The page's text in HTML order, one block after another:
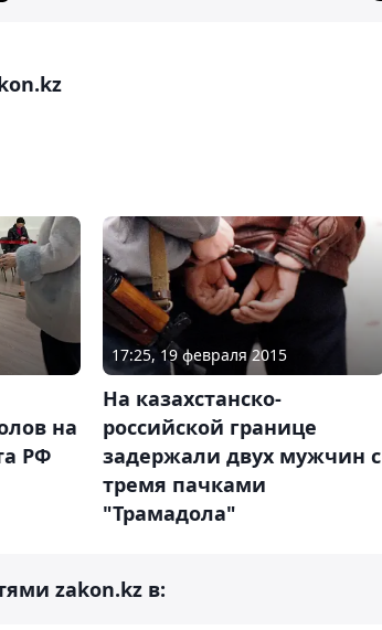
на
РФ
17:25, 19 февраля 2015
На казахстанско-
российской границе
задержали двух мужчин с
тремя пачками
"Трамадола"
zakon.kz в: